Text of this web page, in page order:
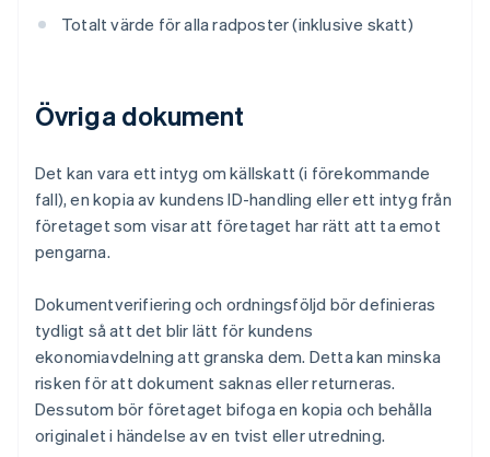
Totalt värde för alla radposter (inklusive skatt)
Övriga dokument
Det kan vara ett intyg om källskatt (i förekommande
fall), en kopia av kundens ID-handling eller ett intyg från
företaget som visar att företaget har rätt att ta emot
pengarna.
Dokumentverifiering och ordningsföljd bör definieras
tydligt så att det blir lätt för kundens
ekonomiavdelning att granska dem. Detta kan minska
risken för att dokument saknas eller returneras.
Dessutom bör företaget bifoga en kopia och behålla
originalet i händelse av en tvist eller utredning.